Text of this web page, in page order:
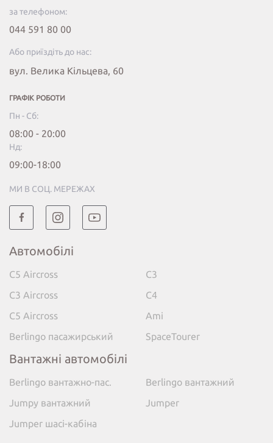
за телефоном:
044 591 80 00
Або приїздіть до нас:
вул. Велика Кільцева, 60
ГРАФІК РОБОТИ
Пн - Сб:
08:00 - 20:00
Нд:
09:00-18:00
МИ В СОЦ. МЕРЕЖАХ
Автомобілі
C5 Aircross
C3
C3 Aircross
C4
C5 Aircross
Ami
Berlingo пасажирський
SpaceTourer
Вантажні автомобілі
Berlingo вантажно-пас.
Berlingo вантажний
Jumpy вантажний
Jumper
Jumper шасі-кабіна